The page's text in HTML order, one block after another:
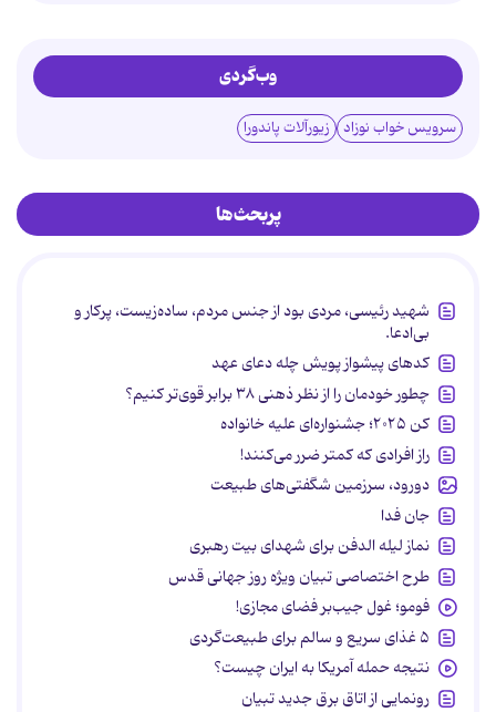
وب‌گردی
سرویس خواب نوزاد زیورآلات پاندورا
پربحث‌ها
شهید رئیسی، مردی بود از جنس مردم، ساده‌زیست، پرکار و
بی‌ادعا.
کدهای پیشواز پویش چله دعای عهد
چطور خودمان را از نظر ذهنی ۳۸ برابر قوی‌تر کنیم؟
کن ۲۰۲۵؛ جشنواره‌ای علیه خانواده
راز افرادی که کمتر ضرر می‌کنند!
دورود، سرزمین شگفتی‌های طبیعت
جان فدا
نماز لیله الدفن برای شهدای بیت رهبری
طرح اختصاصی تبیان ویژه روز جهانی قدس
فومو؛ غول جیب‌بر فضای مجازی!
۵ غذای سریع و سالم برای طبیعت‌گردی
نتیجه حمله آمریکا به ایران چیست؟
رونمایی از اتاق برق جدید تبیان